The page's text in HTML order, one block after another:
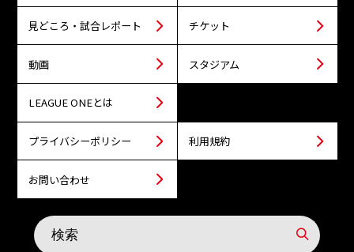
見どころ・試合レポート チケット
動画 スタジアム
LEAGUE ONEとは
プライバシーポリシー 利用規約
お問い合わせ